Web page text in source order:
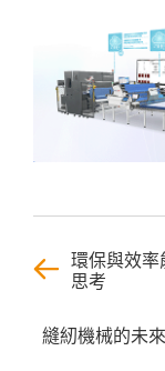
環保與效率
思考
縫紉機械的未